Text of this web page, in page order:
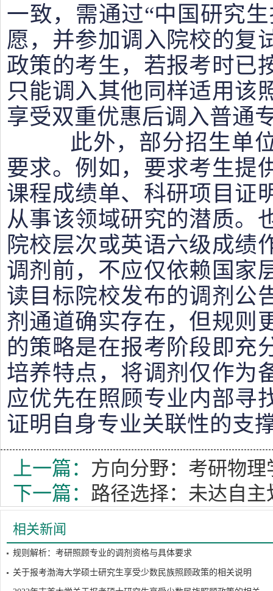
一致，需通过“中国研究生
愿，并参加调入院校的复
政策的考生，若报考时已
只能调入其他同样适用该
享受双重优惠后调入普通
此外，部分招生单位
要求。例如，要求考生提
课程成绩单、科研项目证
从事该领域研究的潜质。
院校层次或英语六级成绩
调剂前，不应仅依赖国家
读目标院校发布的调剂公
剂通道确实存在，但规则
的策略是在报考阶段即充
培养特点，将调剂仅作为
应优先在照顾专业内部寻
证明自身专业关联性的支
上一篇： 方向分野：考研物
下一篇： 路径选择：未达自
相关新闻
规则解析：考研照顾专业的调剂资格与具体要求
关于报考渤海大学硕士研究生享受少数民族照顾政策的相关说明